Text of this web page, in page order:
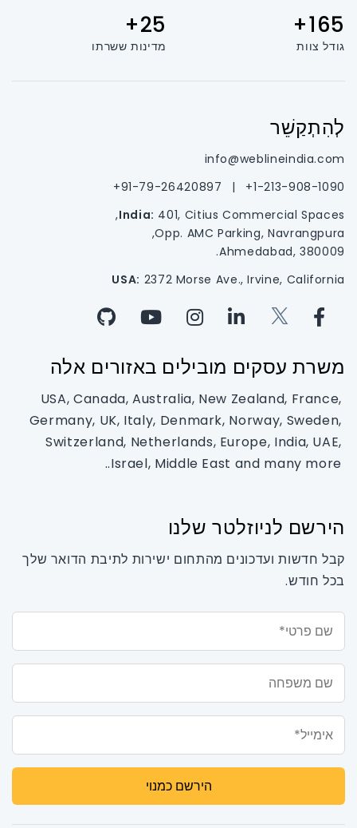
165+
גודל צוות
25+
מדינות ששרתו
לְהִתְקַשֵׁר
info@weblineindia.com
1-213-908-1090+
|
91-79-26420897+
India: 401, Citius Commercial Spaces,
Opp. AMC Parking, Navrangpura,
Ahmedabad, 380009.
USA: 2372 Morse Ave., Irvine, California
משרת עסקים מובילים באזורים אלה
USA, Canada, Australia, New Zealand, France,
Germany, UK, Italy, Denmark, Norway, Sweden,
Switzerland, Netherlands, Europe, India, UAE,
Israel, Middle East and many more..
הירשם לניוזלטר שלנו
קבל חדשות ועדכונים מהתחום ישירות לתיבת הדואר שלך
בכל חודש.